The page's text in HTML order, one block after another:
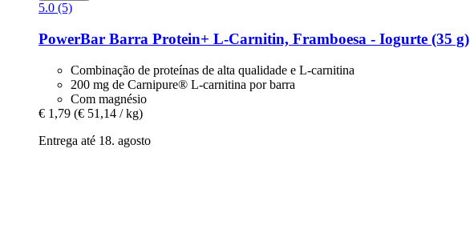
5.0 (5)
PowerBar Barra Protein+ L-​Carnitin, Framboesa -​ Iogurte (35 g)
Combinação de proteínas de alta qualidade e L-carnitina
200 mg de Carnipure® L-carnitina por barra
Com magnésio
€ 1,79 (€ 51,14 / kg)
Entrega até 18. agosto